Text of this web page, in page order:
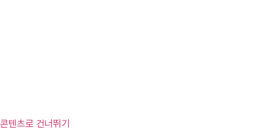
콘텐츠로 건너뛰기